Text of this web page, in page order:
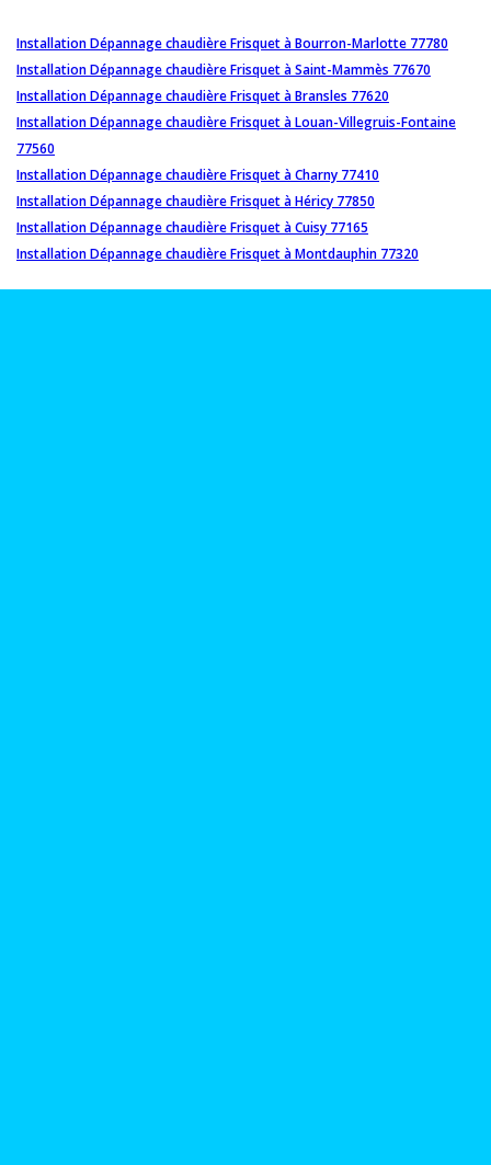
Installation Dépannage chaudière Frisquet à Bourron-Marlotte 77780
Installation Dépannage chaudière Frisquet à Saint-Mammès 77670
Installation Dépannage chaudière Frisquet à Bransles 77620
Installation Dépannage chaudière Frisquet à Louan-Villegruis-Fontaine
77560
Installation Dépannage chaudière Frisquet à Charny 77410
Installation Dépannage chaudière Frisquet à Héricy 77850
Installation Dépannage chaudière Frisquet à Cuisy 77165
Installation Dépannage chaudière Frisquet à Montdauphin 77320